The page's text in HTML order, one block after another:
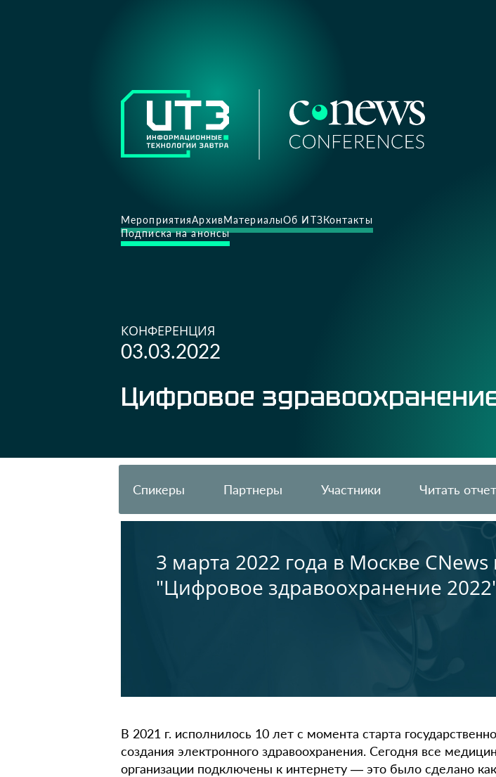
МероприятияАрхивМатериалыОб ИТЗКонтакты
Подписка на анонсы
КОНФЕРЕНЦИЯ
03.03.2022
Цифровое
Спикеры Партнеры Участники Читать отчет
3 марта 2022 года в Москве
"Цифровое здравоохранение
В 2021 г. исполнилось 10 лет с момента старта
создания электронного здравоохранения. Сегодня все
организации подключены к интернету — это было сделано